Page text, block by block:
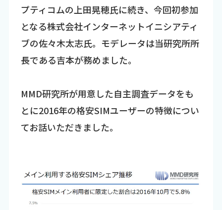
プティコムの上田晃穂氏に続き、今回初参加
となる株式会社インターネットイニシアティ
ブの佐々木太志氏。モデレータは当研究所所
長である吉本が務めました。
MMD研究所が用意した自主調査データをも
とに2016年の格安SIMユーザーの特徴につい
てお話いただきました。